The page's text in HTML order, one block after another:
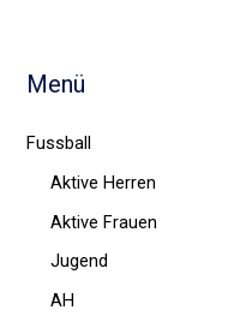
Menü
Fussball
Aktive Herren
Aktive Frauen
Jugend
AH